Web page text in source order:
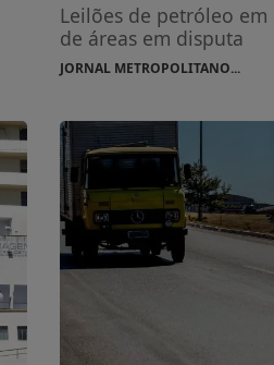
Leilões de petróleo
de áreas em disputa
JORNAL METROPOLITANO...